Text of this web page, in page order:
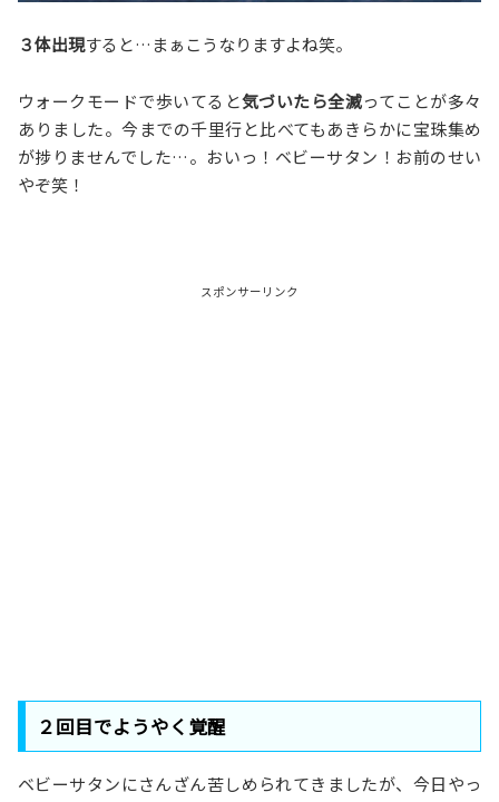
３体出現すると…まぁこうなりますよね笑。
ウォークモードで歩いてると気づいたら全滅ってことが多々
ありました。今までの千里行と比べてもあきらかに宝珠集め
が捗りませんでした…。おいっ！ベビーサタン！お前のせい
やぞ笑！
スポンサーリンク
２回目でようやく覚醒
ベビーサタンにさんざん苦しめられてきましたが、今日やっ